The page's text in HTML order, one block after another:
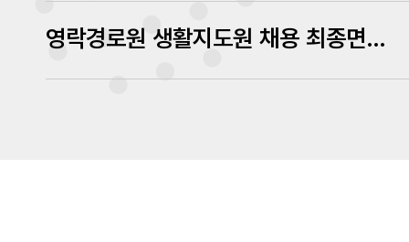
영락경로원 생활지도원 채용 최종면접 심사결과 발표